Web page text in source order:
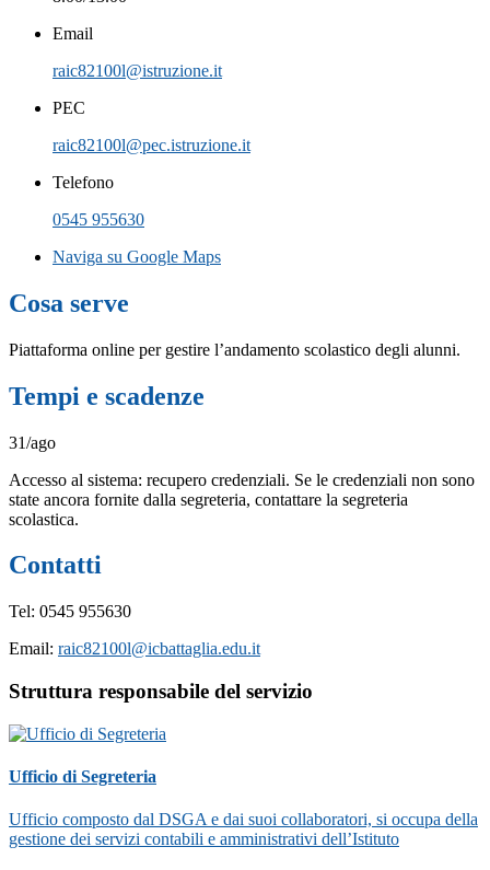
Email
raic82100l@istruzione.it
PEC
raic82100l@pec.istruzione.it
Telefono
0545 955630
Naviga su Google Maps
Cosa serve
Piattaforma online per gestire l’andamento scolastico degli alunni.
Tempi e scadenze
31/ago
Accesso al sistema: recupero credenziali. Se le credenziali non sono
state ancora fornite dalla segreteria, contattare la segreteria
scolastica.
Contatti
Tel: 0545 955630
Email: raic82100l@icbattaglia.edu.it
Struttura responsabile del servizio
Ufficio di Segreteria
Ufficio composto dal DSGA e dai suoi collaboratori, si occupa della
gestione dei servizi contabili e amministrativi dell’Istituto